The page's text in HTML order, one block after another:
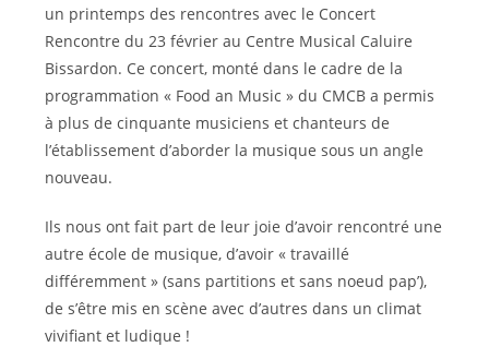
un printemps des rencontres avec le Concert
Rencontre du 23 février au Centre Musical Caluire
Bissardon. Ce concert, monté dans le cadre de la
programmation « Food an Music » du CMCB a permis
à plus de cinquante musiciens et chanteurs de
l’établissement d’aborder la musique sous un angle
nouveau.
Ils nous ont fait part de leur joie d’avoir rencontré une
autre école de musique, d’avoir « travaillé
différemment » (sans partitions et sans noeud pap’),
de s’être mis en scène avec d’autres dans un climat
vivifiant et ludique !